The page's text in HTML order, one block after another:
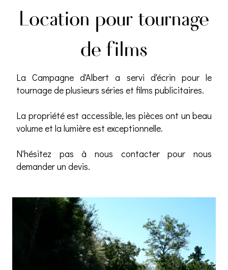
Location pour tournage
de films
La Campagne d'Albert a servi d'écrin pour le
tournage de plusieurs séries et films publicitaires.
La propriété est accessible, les pièces ont un beau
volume et la lumière est exceptionnelle.
N'hésitez pas à nous contacter pour nous
demander un devis.